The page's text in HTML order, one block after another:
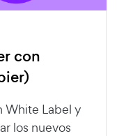
con
White Label y
los nuevos